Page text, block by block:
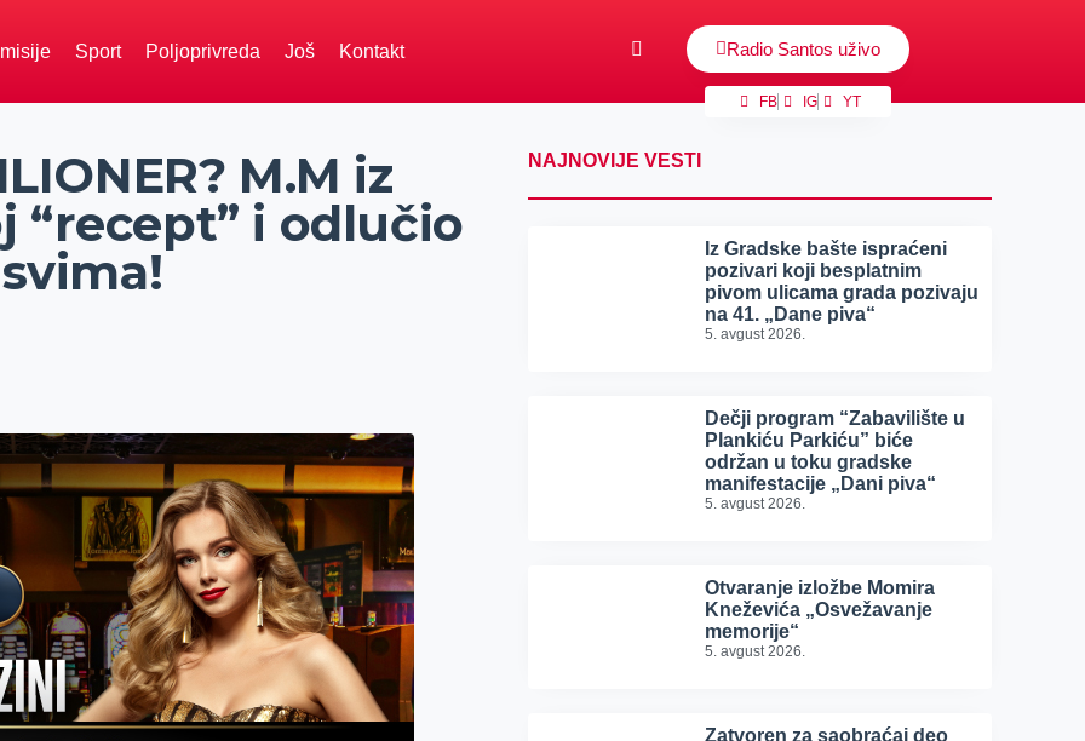
Sport Poljoprivreda Još Kontakt Radio Santos uživo
FB IG YT
M.M iz
“recept” i odlučio
NAJNOVIJE VESTI
Iz Gradske bašte ispraćeni
pozivari koji besplatnim
pivom ulicama grada pozivaju
na 41. „Dane piva“
5. avgust 2026.
Dečji program “Zabavilište u
Plankiću Parkiću” biće
održan u toku gradske
manifestacije „Dani piva“
5. avgust 2026.
Otvaranje izložbe Momira
Kneževića „Osvežavanje
memorije“
5. avgust 2026.
Zatvoren za saobraćaj deo